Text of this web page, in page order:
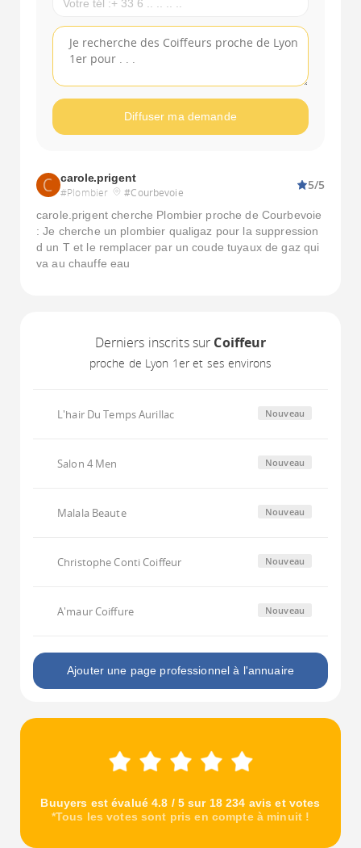
Diffuser ma demande
carole.prigent
#Plombier #Courbevoie
5/5
carole.prigent cherche Plombier proche de Courbevoie
: Je cherche un plombier qualigaz pour la suppression
d un T et le remplacer par un coude tuyaux de gaz qui
va au chauffe eau
Derniers inscrits sur Coiffeur
proche de Lyon 1er et ses environs
L'hair Du Temps Aurillac Nouveau
Salon 4 Men Nouveau
Malala Beaute Nouveau
Christophe Conti Coiffeur Nouveau
A'maur Coiffure Nouveau
Ajouter une page professionnel à l'annuaire
Buuyers est évalué 4.8 / 5 sur 18 234 avis et votes
*Tous les votes sont pris en compte à minuit !